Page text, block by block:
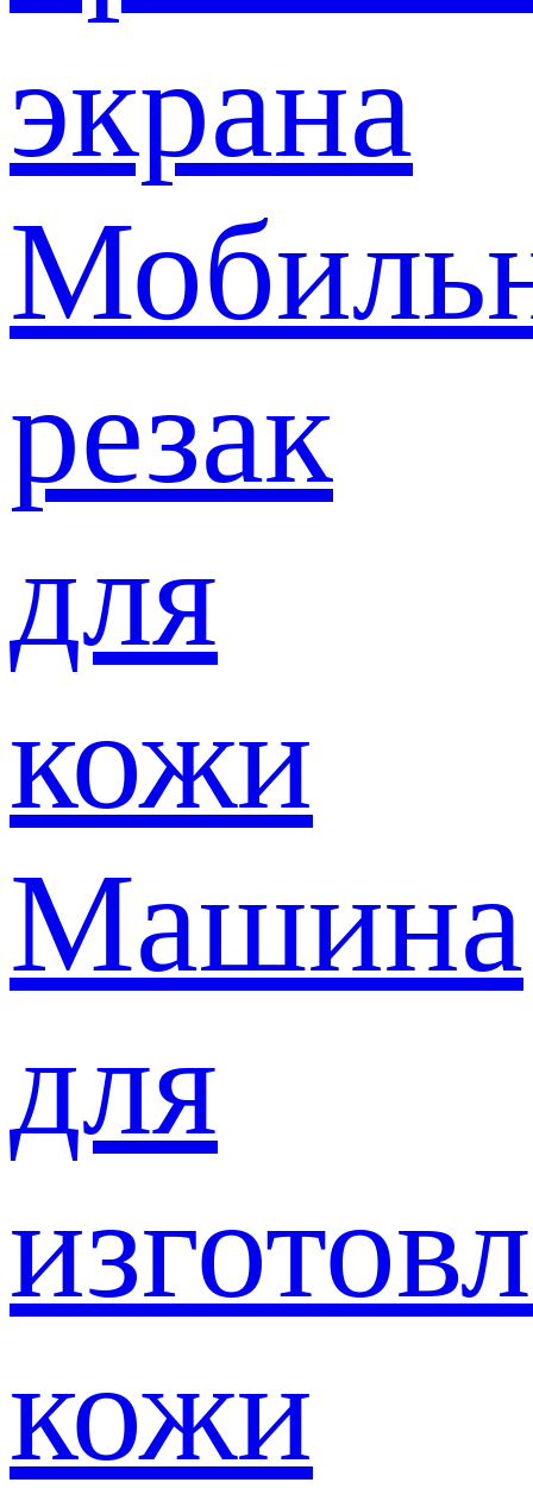
экрана
резак
для
кожи
Машина
для
кожи